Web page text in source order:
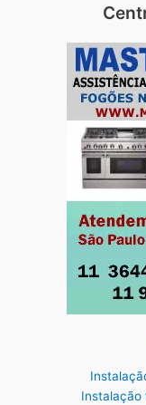
Instalação